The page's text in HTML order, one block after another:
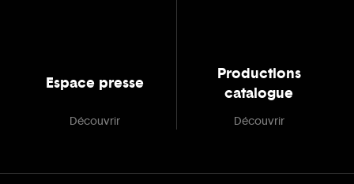
Espace presse
Découvrir
Productions
catalogue
Découvrir